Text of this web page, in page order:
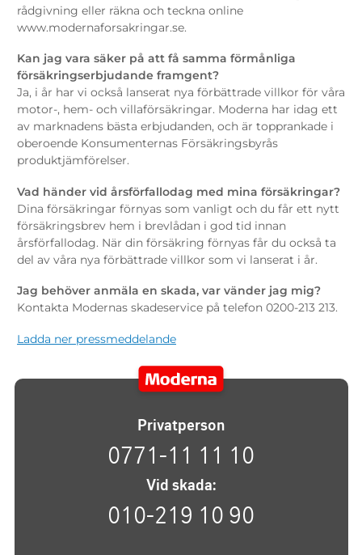
rådgivning eller räkna och teckna online
www.modernaforsakringar.se.
Kan jag vara säker på att få samma förmånliga
försäkringserbjudande framgent?
Ja, i år har vi också lanserat nya förbättrade villkor för våra
motor-, hem- och villaförsäkringar. Moderna har idag ett
av marknadens bästa erbjudanden, och är topprankade i
oberoende Konsumenternas Försäkringsbyrås
produktjämförelser.
Vad händer vid årsförfallodag med mina försäkringar?
Dina försäkringar förnyas som vanligt och du får ett nytt
försäkringsbrev hem i brevlådan i god tid innan
årsförfallodag. När din försäkring förnyas får du också ta
del av våra nya förbättrade villkor som vi lanserat i år.
Jag behöver anmäla en skada, var vänder jag mig?
Kontakta Modernas skadeservice på telefon 0200-213 213.
Ladda ner pressmeddelande
Privatperson
0771-11 11 10
Vid skada:
010-219 10 90